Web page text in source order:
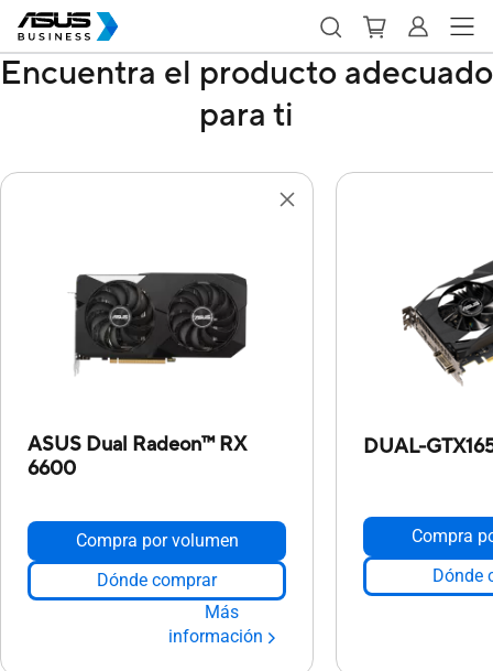
Encuentra el producto adecuado
para ti
ASUS Dual Radeon™ RX
6600
Compra por volumen
Dónde comprar
Más
información
DUAL-
Compra
Dónde